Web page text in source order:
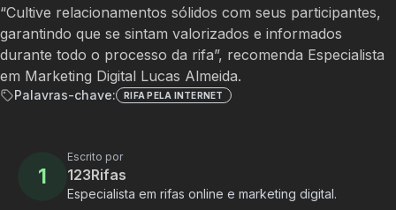
“Cultive relacionamentos sólidos com seus participantes,
garantindo que se sintam valorizados e informados
durante todo o processo da rifa”, recomenda Especialista
em Marketing Digital Lucas Almeida.
Palavras-chave: RIFA PELA INTERNET
1
Escrito por
123Rifas
Especialista em rifas online e marketing digital.